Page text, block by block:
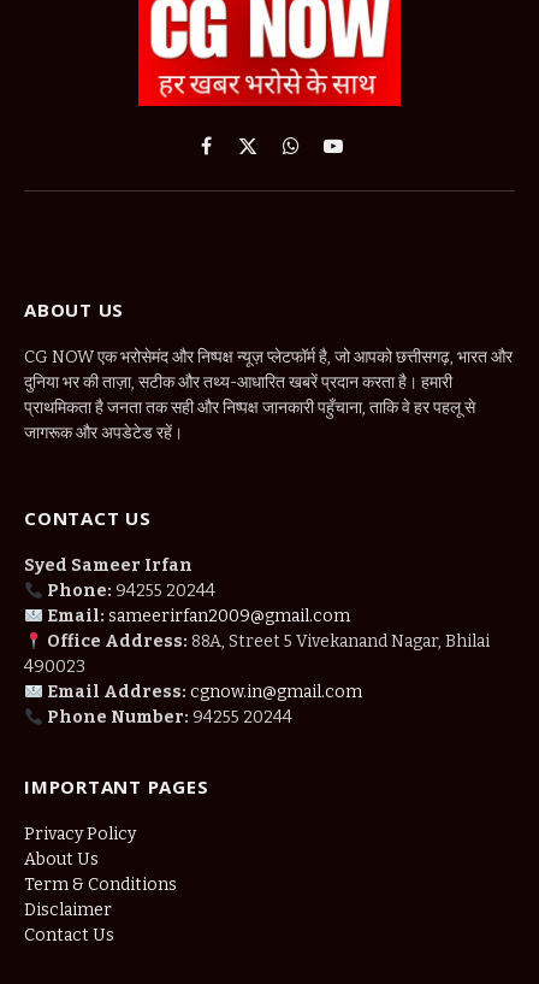
Facebook
X
WhatsApp
YouTube
ABOUT US
CG NOW एक भरोसेमंद और निष्पक्ष न्यूज़ प्लेटफॉर्म है, जो आपको छत्तीसगढ़, भारत और
दुनिया भर की ताज़ा, सटीक और तथ्य-आधारित खबरें प्रदान करता है। हमारी
प्राथमिकता है जनता तक सही और निष्पक्ष जानकारी पहुँचाना, ताकि वे हर पहलू से
जागरूक और अपडेटेड रहें।
CONTACT US
Syed Sameer Irfan
Phone: 94255 20244
Email: sameerirfan2009@gmail.com
Office Address: 88A, Street 5 Vivekanand Nagar, Bhilai
490023
Email Address: cgnow.in@gmail.com
Phone Number: 94255 20244
IMPORTANT PAGES
Privacy Policy
About Us
Term & Conditions
Disclaimer
Contact Us